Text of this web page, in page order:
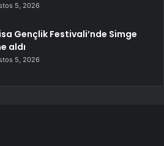
5, 2026
Gençlik Festivali’nde Simge
aldı
5, 2026